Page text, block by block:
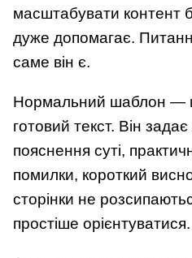
масштабувати контент
дуже допомагає.
саме він є.
Нормальний шаблон —
готовий текст. Він задає
пояснення суті,
помилки, короткий
сторінки не
простіше орієнтуватися.